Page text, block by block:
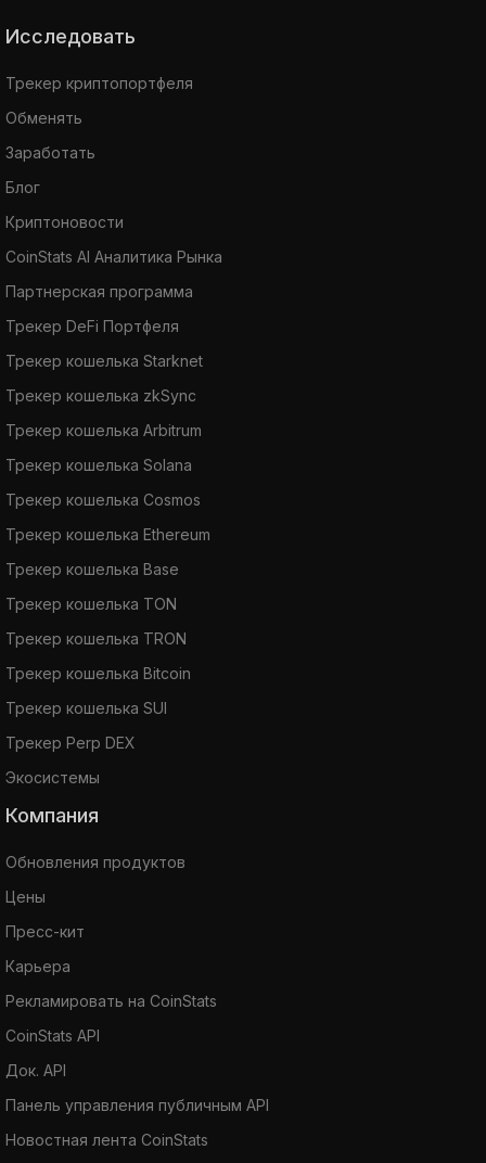
Исследовать
Трекер криптопортфеля
Обменять
Заработать
Блог
Криптоновости
CoinStats AI Аналитика Рынка
Партнерская программа
Трекер DeFi Портфеля
Трекер кошелька Starknet
Трекер кошелька zkSync
Трекер кошелька Arbitrum
Трекер кошелька Solana
Трекер кошелька Cosmos
Трекер кошелька Ethereum
Трекер кошелька Base
Трекер кошелька TON
Трекер кошелька TRON
Трекер кошелька Bitcoin
Трекер кошелька SUI
Трекер Perp DEX
Экосистемы
Компания
Обновления продуктов
Цены
Пресс-кит
Карьера
Рекламировать на CoinStats
CoinStats API
Док. API
Панель управления публичным API
Новостная лента CoinStats